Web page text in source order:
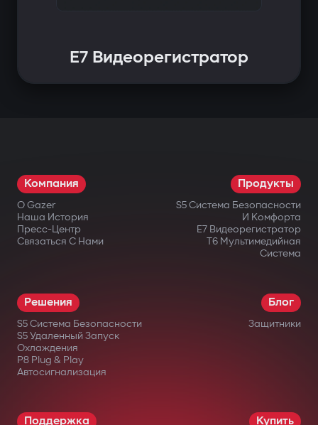
E7 Видеорегистратор
Компания
О Gazer
Наша История
Пресс-Центр
Связаться С Нами
Продукты
S5 Система Безопасности
И Комфорта
E7 Видеорегистратор
T6 Мультимедийная
Система
Решения
S5 Система Безопасности
S5 Удаленный Запуск
Охлаждения
P8 Plug & Play
Автосигнализация
Блог
Защитники
Поддержка Купить